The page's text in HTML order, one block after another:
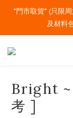
"門市取貨" (只限
及材料
Bright ~
考 ]